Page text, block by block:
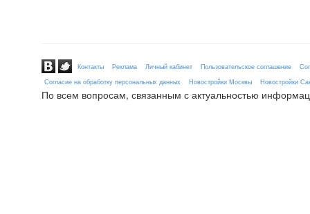
Контакты Реклама Личный кабинет Пользовательское соглашение
Согласие на обработку персональных данных
Новостройки Москвы Новостройки
По всем вопросам, связанным с актуальностью